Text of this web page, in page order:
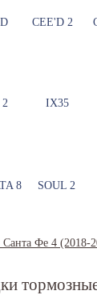
CEE'D 2
IX35
8 SOUL 2
Санта Фе 4 (2018-